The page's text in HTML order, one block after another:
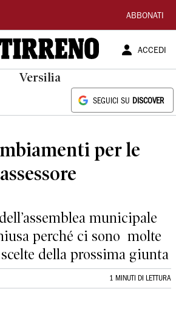
ABBONATI
ACCEDI
Versilia
SEGUICI SU DISCOVER
per le
municipale
perché ci sono molte
della prossima giunta
1 MINUTI DI LETTURA